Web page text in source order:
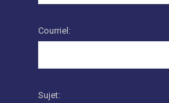
Courriel:
Sujet: